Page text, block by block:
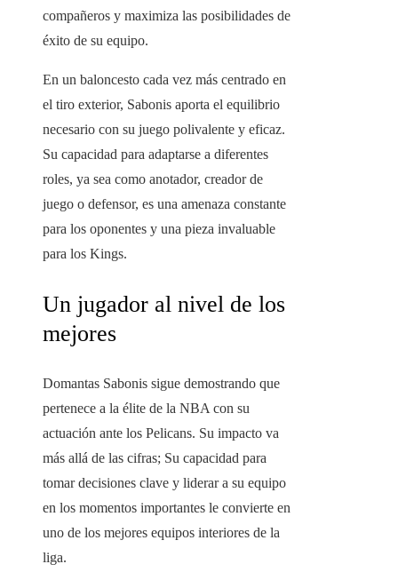
compañeros y maximiza las posibilidades de
éxito de su equipo.
En un baloncesto cada vez más centrado en
el tiro exterior, Sabonis aporta el equilibrio
necesario con su juego polivalente y eficaz.
Su capacidad para adaptarse a diferentes
roles, ya sea como anotador, creador de
juego o defensor, es una amenaza constante
para los oponentes y una pieza invaluable
para los Kings.
Un jugador al nivel de los
mejores
Domantas Sabonis sigue demostrando que
pertenece a la élite de la NBA con su
actuación ante los Pelicans. Su impacto va
más allá de las cifras; Su capacidad para
tomar decisiones clave y liderar a su equipo
en los momentos importantes le convierte en
uno de los mejores equipos interiores de la
liga.